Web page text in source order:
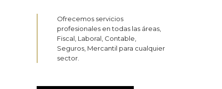
Ofrecemos servicios
profesionales en todas las áreas,
Fiscal, Laboral, Contable,
Seguros, Mercantil para cualquier
sector.